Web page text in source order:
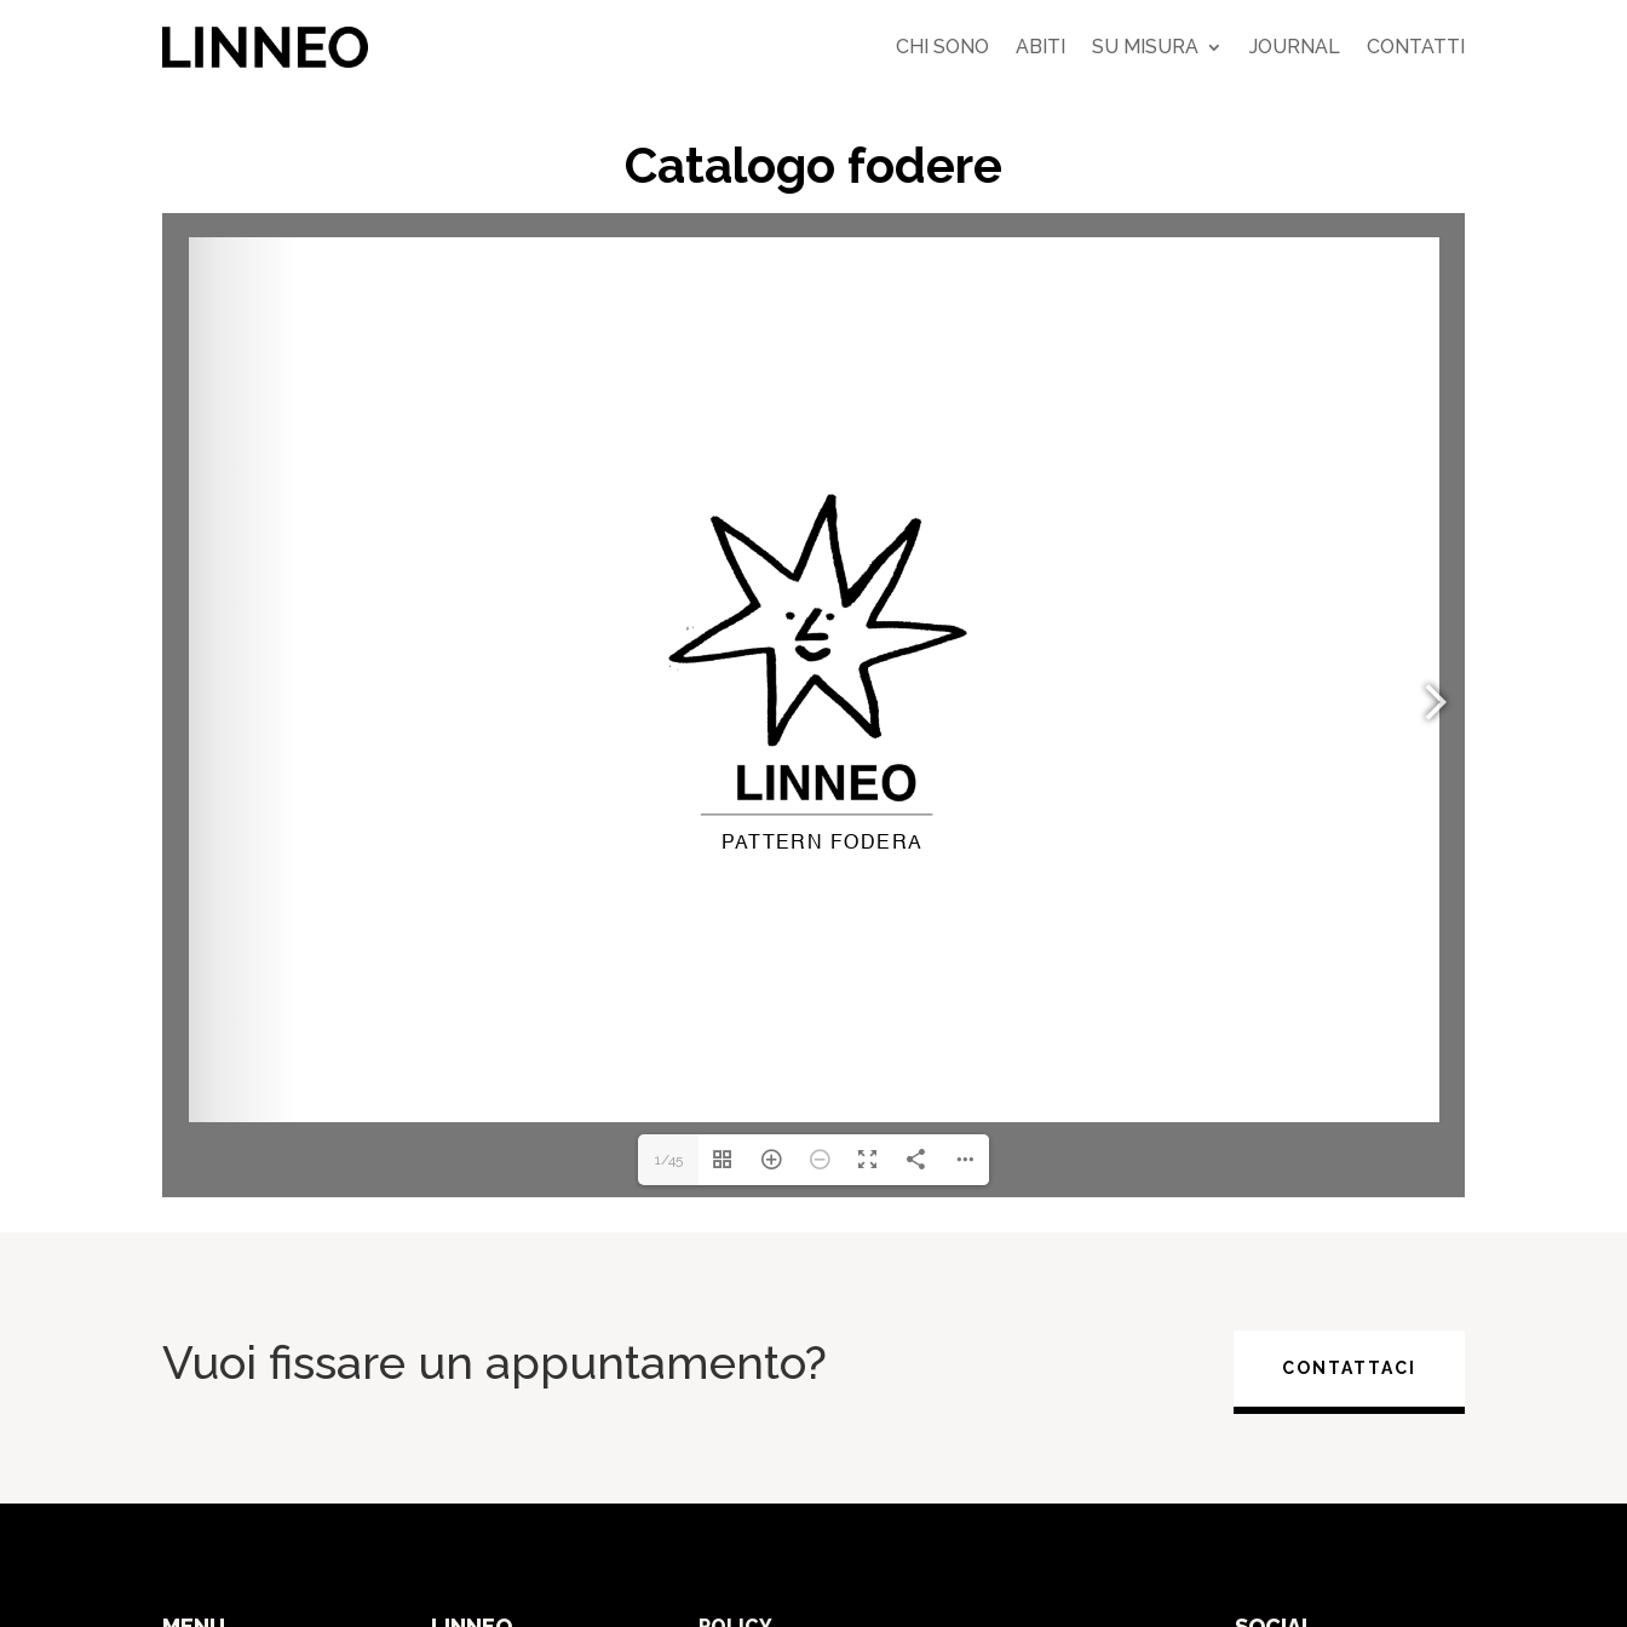
CHI SONO ABITI SU MISURA JOURNAL CONTATTI
Catalogo fodere
1/45
Vuoi fissare un appuntamento? CONTATTACI